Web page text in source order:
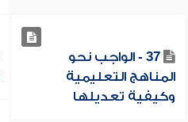
37 - الواجب نحو
المناهج التعليمية
وكيفية تعديلها